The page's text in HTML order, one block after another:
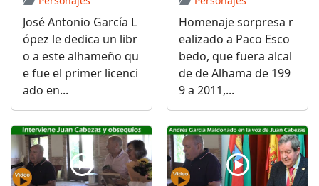
José Antonio García L
ópez le dedica un libr
o a este alhameño qu
e fue el primer licenci
ado en...
Homenaje sorpresa r
ealizado a Paco Esco
bedo, que fuera alcal
de de Alhama de 199
9 a 2011,...